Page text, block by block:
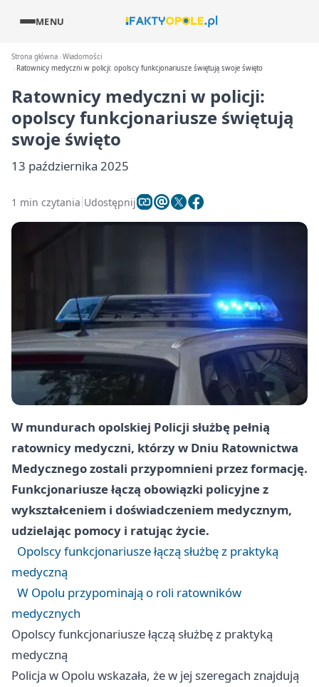
MENU
Strona główna Wiadomości
Ratownicy medyczni w policji: opolscy funkcjonariusze świętują swoje święto
Ratownicy medyczni w policji:
opolscy funkcjonariusze świętują
swoje święto
13 października 2025
1 min czytania Udostępnij
W mundurach opolskiej Policji służbę pełnią
ratownicy medyczni, którzy w Dniu Ratownictwa
Medycznego zostali przypomnieni przez formację.
Funkcjonariusze łączą obowiązki policyjne z
wykształceniem i doświadczeniem medycznym,
udzielając pomocy i ratując życie.
Opolscy funkcjonariusze łączą służbę z praktyką
medyczną
W Opolu przypominają o roli ratowników
medycznych
Opolscy funkcjonariusze łączą służbę z praktyką
medyczną
Policja w Opolu wskazała, że w jej szeregach znajdują